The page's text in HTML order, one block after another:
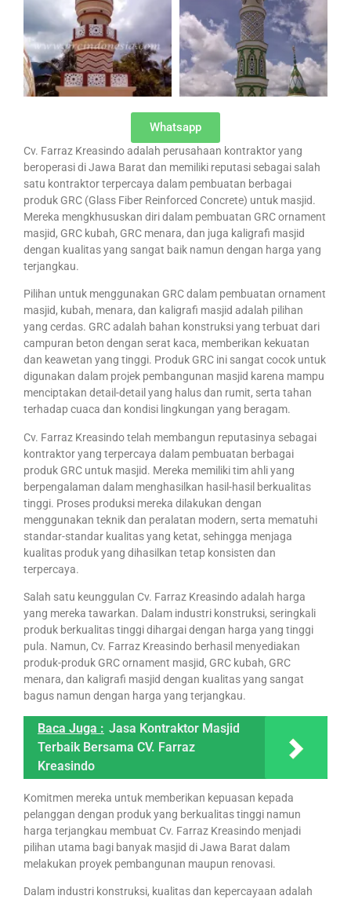
Whatsapp
Cv. Farraz Kreasindo adalah perusahaan kontraktor yang
beroperasi di Jawa Barat dan memiliki reputasi sebagai salah
satu kontraktor terpercaya dalam pembuatan berbagai
produk GRC (Glass Fiber Reinforced Concrete) untuk masjid.
Mereka mengkhususkan diri dalam pembuatan GRC ornament
masjid, GRC kubah, GRC menara, dan juga kaligrafi masjid
dengan kualitas yang sangat baik namun dengan harga yang
terjangkau.
Pilihan untuk menggunakan GRC dalam pembuatan ornament
masjid, kubah, menara, dan kaligrafi masjid adalah pilihan
yang cerdas. GRC adalah bahan konstruksi yang terbuat dari
campuran beton dengan serat kaca, memberikan kekuatan
dan keawetan yang tinggi. Produk GRC ini sangat cocok untuk
digunakan dalam projek pembangunan masjid karena mampu
menciptakan detail-detail yang halus dan rumit, serta tahan
terhadap cuaca dan kondisi lingkungan yang beragam.
Cv. Farraz Kreasindo telah membangun reputasinya sebagai
kontraktor yang terpercaya dalam pembuatan berbagai
produk GRC untuk masjid. Mereka memiliki tim ahli yang
berpengalaman dalam menghasilkan hasil-hasil berkualitas
tinggi. Proses produksi mereka dilakukan dengan
menggunakan teknik dan peralatan modern, serta mematuhi
standar-standar kualitas yang ketat, sehingga menjaga
kualitas produk yang dihasilkan tetap konsisten dan
terpercaya.
Salah satu keunggulan Cv. Farraz Kreasindo adalah harga
yang mereka tawarkan. Dalam industri konstruksi, seringkali
produk berkualitas tinggi dihargai dengan harga yang tinggi
pula. Namun, Cv. Farraz Kreasindo berhasil menyediakan
produk-produk GRC ornament masjid, GRC kubah, GRC
menara, dan kaligrafi masjid dengan kualitas yang sangat
bagus namun dengan harga yang terjangkau.
Baca Juga : Jasa Kontraktor Masjid
Terbaik Bersama CV. Farraz
Kreasindo
Komitmen mereka untuk memberikan kepuasan kepada
pelanggan dengan produk yang berkualitas tinggi namun
harga terjangkau membuat Cv. Farraz Kreasindo menjadi
pilihan utama bagi banyak masjid di Jawa Barat dalam
melakukan proyek pembangunan maupun renovasi.
Dalam industri konstruksi, kualitas dan kepercayaan adalah